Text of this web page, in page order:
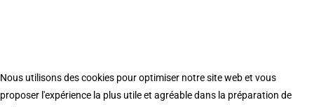
Nous utilisons des cookies pour optimiser notre site web et vous
proposer l'expérience la plus utile et agréable dans la préparation de